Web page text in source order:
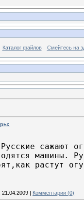
Каталог файлов Смейтесь на
сажают
машины.
растут
21.04.2009 | Комментарии (0)